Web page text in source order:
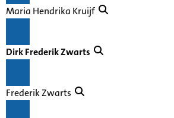
Maria Hendrika Kruijf
Dirk Frederik Zwarts
Frederik Zwarts